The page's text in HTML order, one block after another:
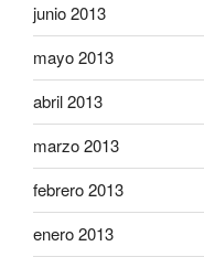
junio 2013
mayo 2013
abril 2013
marzo 2013
febrero 2013
enero 2013